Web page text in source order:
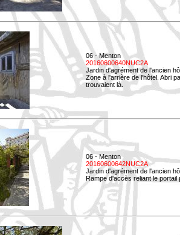
06 - Menton
20160600640NUC2A
Jardin d'agrément de l'ancien
Zone à l'arrière de l'hôtel. Abri
trouvaient là.
06 - Menton
20160600642NUC2A
Jardin d'agrément de l'ancien
Rampe d'accès reliant le portail